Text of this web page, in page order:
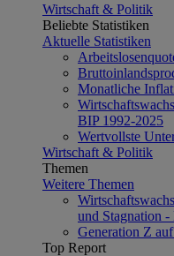
Wirtschaft & Politik
Beliebte Statistiken
Aktuelle Statistiken
Monatliche
BIP 1992-2025
Wertvollste
Wirtschaft & Politik
Themen
Weitere Themen
und Stagnation
Generation Z
Top Report